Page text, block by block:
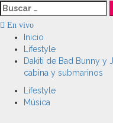
Buscar:
En vivo
Inicio
Lifestyle
Dakiti de Bad Bunny y
cabina y submarinos
Lifestyle
Música